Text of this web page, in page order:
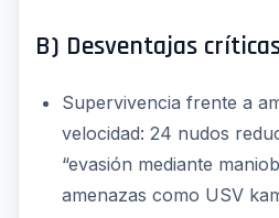
B) Desventajas
Supervivencia frente a
velocidad: 24 nudos
“evasión mediante
amenazas como USV